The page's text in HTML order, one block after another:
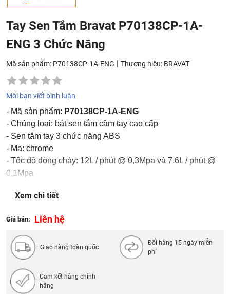
Tay Sen Tắm Bravat P70138CP-1A-
ENG 3 Chức Năng
Mã sản phẩm: P70138CP-1A-ENG | Thương hiệu: BRAVAT
Mời bạn viết bình luận
- Mã sản phẩm: P70138CP-1A-ENG
- Chủng loại: bát sen tắm cầm tay cao cấp
- Sen tắm tay 3 chức năng ABS
- Mạ: chrome
- Tốc độ dòng chảy: 12L / phút @ 0,3Mpa và 7,6L / phút @
0,1Mpa
- Thương hiệu: Bravat
Xem chi tiết
Giá bán: Liên hệ
Giao hàng toàn quốc
Đổi hàng 15 ngày miễn
phí
Cam kết hàng chính
hãng